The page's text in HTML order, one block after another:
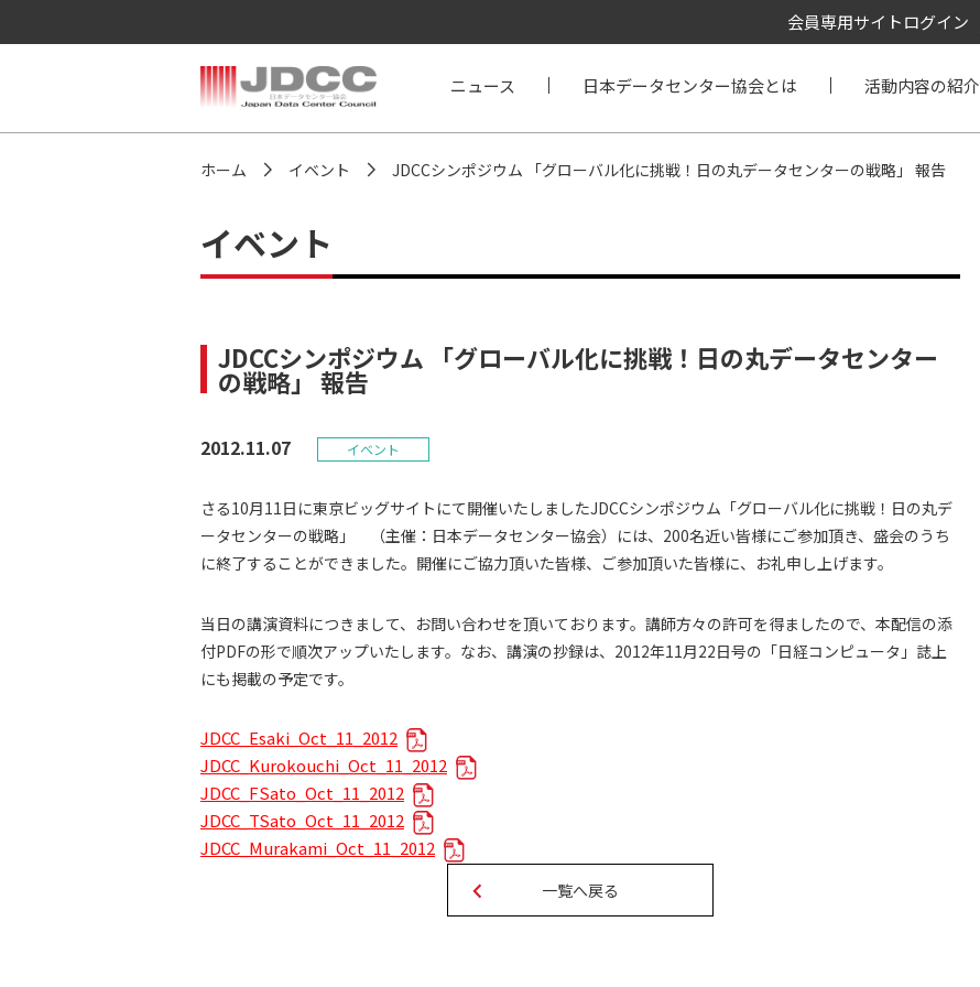
会員専用サイトログイン
ニュース 日本データセンター協会とは 活動内容の紹介
ホーム > イベント > JDCCシンポジウム 「グローバル化に挑戦！日の丸データセンターの戦略」 報告
イベント
JDCCシンポジウム 「グローバル化に挑戦！日の丸データセンター
の戦略」 報告
2012.11.07 イベント
さる10月11日に東京ビッグサイトにて開催いたしましたJDCCシンポジウム「グローバル化に挑戦！日の丸デ
ータセンターの戦略」 （主催：日本データセンター協会）には、200名近い皆様にご参加頂き、盛会のうち
に終了することができました。開催にご協力頂いた皆様、ご参加頂いた皆様に、お礼申し上げます。
当日の講演資料につきまして、お問い合わせを頂いております。講師方々の許可を得ましたので、本配信の添
付PDFの形で順次アップいたします。なお、講演の抄録は、2012年11月22日号の「日経コンピュータ」誌上
にも掲載の予定です。
JDCC_Esaki_Oct_11_2012
JDCC_Kurokouchi_Oct_11_2012
JDCC_FSato_Oct_11_2012
JDCC_TSato_Oct_11_2012
JDCC_Murakami_Oct_11_2012
一覧へ戻る